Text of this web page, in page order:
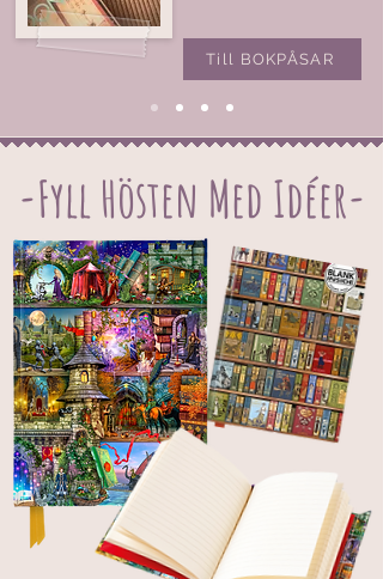
Till BOKPÅSAR
-Fyll Hösten Med Idéer-